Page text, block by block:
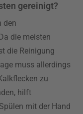
gereinigt?
den
die meisten
die Reinigung
muss allerdings
zu
hilft
mit der Hand